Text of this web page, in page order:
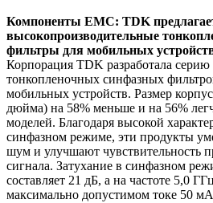
Компоненты EMC: TDK
высокопроизводительные
фильтры для мобильных
Корпорация TDK разработала
тонкопленочных синфазных
мобильных устройств. Размер
дюйма) на 58% меньше и на 56%
моделей. Благодаря высокой
синфазном режиме, эти продукты
шум и улучшают чувствительность
сигнала. Затухание в синфазном
составляет 21 дБ, а на частоте 5,0
максимально допустимом токе 50